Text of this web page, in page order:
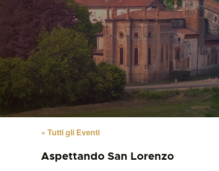
« Tutti gli Eventi
Aspettando San Lorenzo